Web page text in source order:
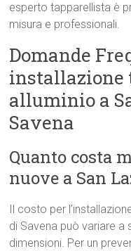
esperto tapparellista è
misura e professionali.
Domande
installazione
alluminio a
Savena
Quanto costa
nuove a San
Il costo per
di Savena può variare a
dimensioni. Per un